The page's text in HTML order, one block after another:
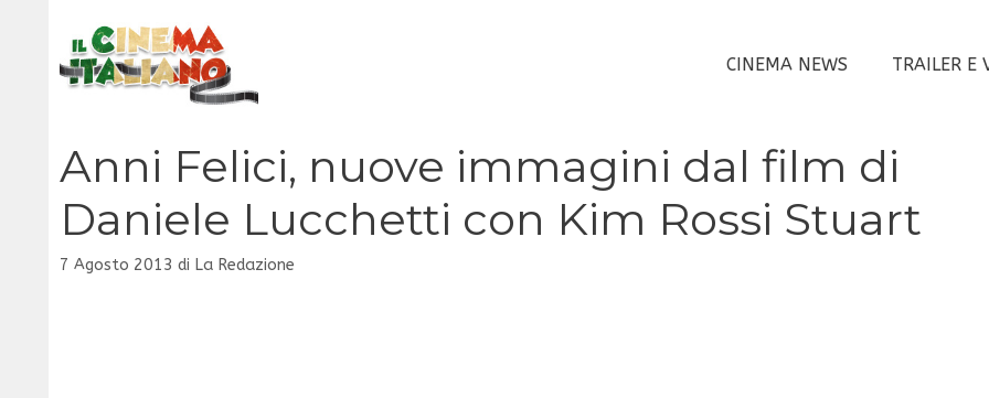
contenuto
CINEMA NEWS TRAILER E
Anni Felici, nuove immagini dal film di
Daniele Lucchetti con Kim Rossi Stuart
7 Agosto 2013 di La Redazione